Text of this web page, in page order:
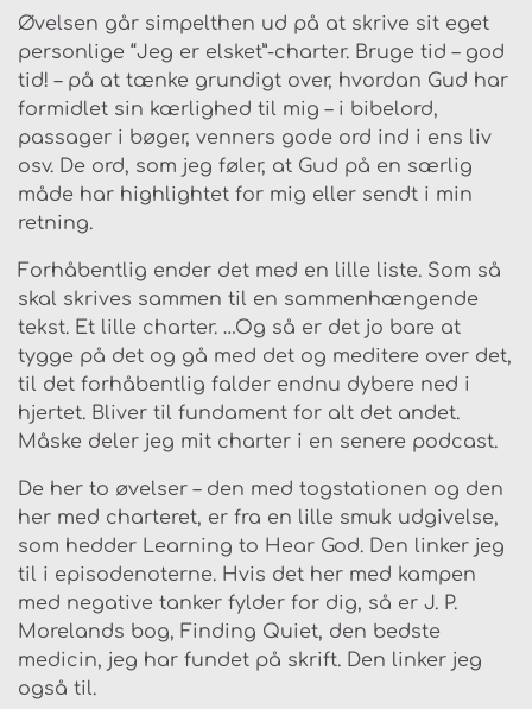
Øvelsen går simpelthen ud på at skrive sit eget
personlige “Jeg er elsket”-charter. Bruge tid – god
tid! – på at tænke grundigt over, hvordan Gud har
formidlet sin kærlighed til mig – i bibelord,
passager i bøger, venners gode ord ind i ens liv
osv. De ord, som jeg føler, at Gud på en særlig
måde har highlightet for mig eller sendt i min
retning.
Forhåbentlig ender det med en lille liste. Som så
skal skrives sammen til en sammenhængende
tekst. Et lille charter. …Og så er det jo bare at
tygge på det og gå med det og meditere over det,
til det forhåbentlig falder endnu dybere ned i
hjertet. Bliver til fundament for alt det andet.
Måske deler jeg mit charter i en senere podcast.
De her to øvelser – den med togstationen og den
her med charteret, er fra en lille smuk udgivelse,
som hedder Learning to Hear God. Den linker jeg
til i episodenoterne. Hvis det her med kampen
med negative tanker fylder for dig, så er J. P.
Morelands bog, Finding Quiet, den bedste
medicin, jeg har fundet på skrift. Den linker jeg
også til.